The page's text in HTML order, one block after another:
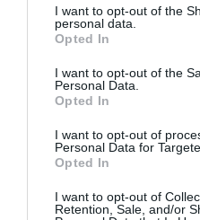
not limited to your visit or
grant or deny consent to
use your data for below
consent section.
I want to opt-out of the
personal data.
Opted In
I want to opt-out of the
Personal Data.
Opted In
I want to opt-out of
Personal Data for
Opted In
I want to opt-out of
Retention, Sale, and/or
ÉS
2026.